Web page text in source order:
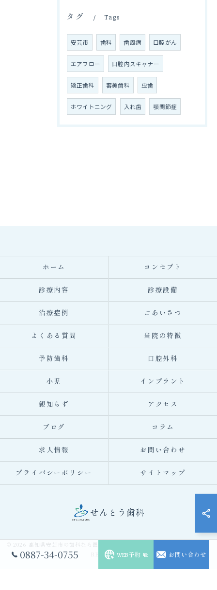
タグ Tags
安芸市 歯科 歯周病 口腔がん
エアフロー 口腔内スキャナー
矯正歯科 審美歯科 虫歯
ホワイトニング 入れ歯 顎関節症
0887-34-0755 WEB予約 お問い合わせ
ホーム コンセプト
診療内容 診療設備
治療症例 ごあいさつ
よくある質問 当院の特徴
予防歯科 口腔外科
小児 インプラント
親知らず アクセス
ブログ コラム
求人情報 お問い合わせ
プライバシーポリシー サイトマップ
© 2026 高知県安芸市の歯科なら医療法人仙頭会 せんとう歯科 ALL RIGHTS
RESERVED.